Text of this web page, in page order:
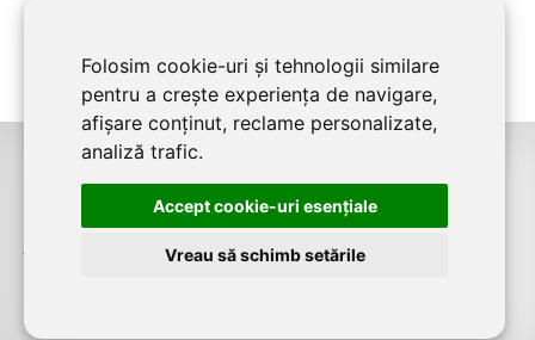
Folosim cookie-uri și tehnologii similare
pentru a crește experiența de navigare,
afișare conținut, reclame personalizate,
analiză trafic.
Accept cookie-uri esenţiale
Vreau să schimb setările
CLUJ CONSTRUCTeste un serviciu de promovare online pentru
firme. Proiect digital dezvoltat deLIVE COMMUNICATIONS SRL
J12/4191/2006, RO19492087